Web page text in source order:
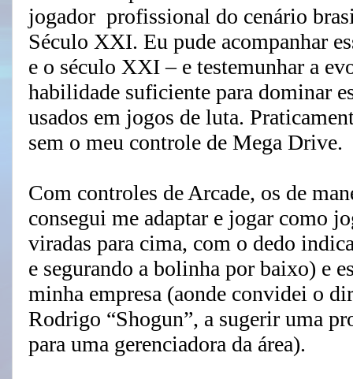
jogador profissional do cenário
Século XXI. Eu pude acompanhar
e o século XXI – e testemunhar a
habilidade suficiente para dominar
usados em jogos de luta.
sem o meu controle de Mega Drive.
Com controles de Arcade, os de
consegui me adaptar e jogar como
viradas para cima, com o dedo
e segurando a bolinha por baixo) e
minha empresa (aonde convidei o
Rodrigo “Shogun”, a sugerir uma
para uma gerenciadora da área).